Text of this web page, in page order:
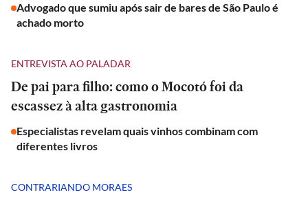
Advogado que sumiu após sair de bares de São Paulo é
achado morto
ENTREVISTA AO PALADAR
De pai para filho: como o Mocotó foi da
escassez à alta gastronomia
Especialistas revelam quais vinhos combinam com
diferentes livros
CONTRARIANDO MORAES